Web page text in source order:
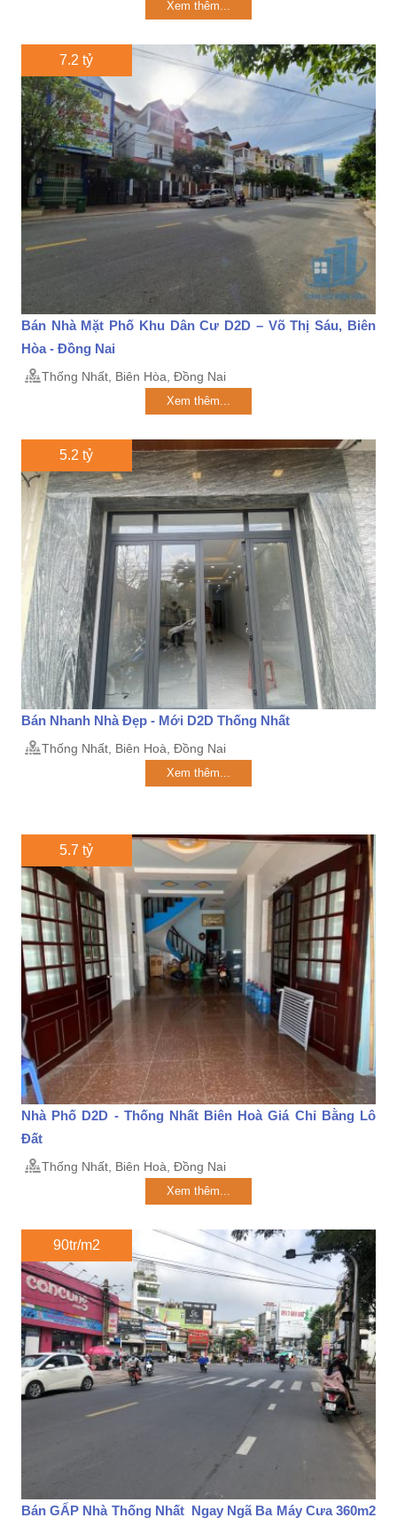
Xem thêm...
7.2 tỷ
Bán Nhà Mặt Phố Khu Dân Cư D2D – Võ Thị Sáu, Biên
Hòa - Đồng Nai
Thống Nhất, Biên Hòa, Đồng Nai
Xem thêm...
5.2 tỷ
Bán Nhanh Nhà Đẹp - Mới D2D Thống Nhất
Thống Nhất, Biên Hoà, Đồng Nai
Xem thêm...
5.7 tỷ
Nhà Phố D2D - Thống Nhất Biên Hoà Giá Chỉ Bằng Lô
Đất
Thống Nhất, Biên Hoà, Đồng Nai
Xem thêm...
90tr/m2
Bán GẤP Nhà Thống Nhất Ngay Ngã Ba Máy Cưa 360m2